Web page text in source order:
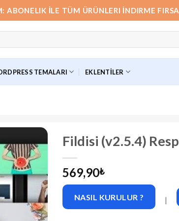
ABONELIK İLE TÜM ÜRÜNLERI İNDIRME
TEMALARI EKLENTILER
Fildisi (v2.5.4)
569,90₺
NASIL KURULUR ? |